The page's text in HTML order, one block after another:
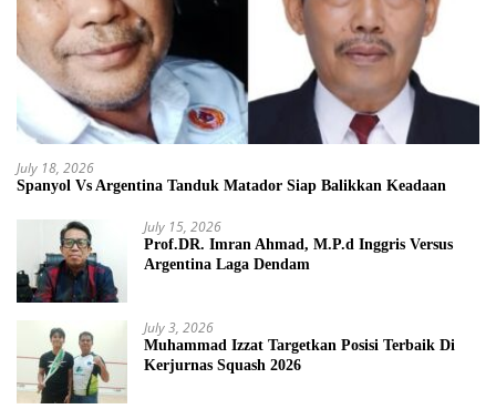
July 18, 2026
Spanyol Vs Argentina Tanduk Matador Siap Balikkan Keadaan
July 15, 2026
Prof.DR. Imran Ahmad, M.P.d Inggris Versus
Argentina Laga Dendam
July 3, 2026
Muhammad Izzat Targetkan Posisi Terbaik Di
Kerjurnas Squash 2026